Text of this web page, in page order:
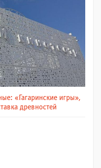
«Гагаринские игры»,
древностей